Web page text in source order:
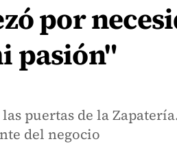
por
pasión"
puertas de la
del negocio